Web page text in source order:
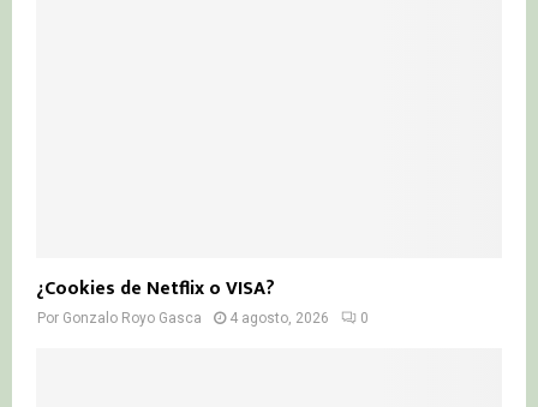
¿Cookies de Netflix o VISA?
Por Gonzalo Royo Gasca 4 agosto, 2026 0